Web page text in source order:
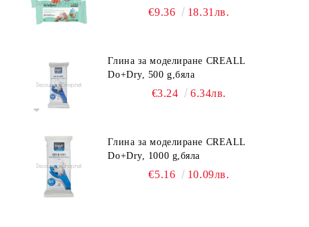
€9.36 18.31лв.
Глина за моделиране CREALL
Do+Dry, 500 g,бяла
€3.24 6.34лв.
Глина за моделиране CREALL
Do+Dry, 1000 g,бяла
€5.16 10.09лв.